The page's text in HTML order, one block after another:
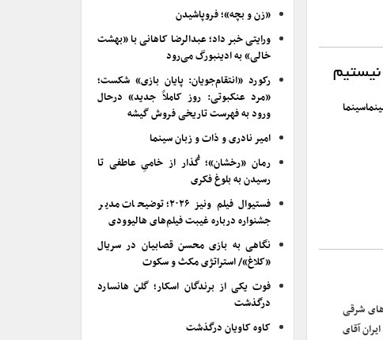
شرقی
آقای
«زن و بچه»؛ فروپاشیدن
ورایتی خبر داد؛ عبدالرضا کاهانی با «بهشت
خالی» به ادینبورگ می‌رود
رکورد «انتقام‌جویان: پایان بازی» شکست؛
«مرد عنکبوتی: روز کاملاً جدید» درحال
ورود به فهرست تاریخی فروش گیشه
امیر نادری و ذات و زبان سینما
رمان «رخشان»؛ گُذار از خامیِ عاطفی تا
رسیدن به بلوغ فکری
فستیوال فیلم ونیز ۲۰۲۶؛ توضیحات مدیر
جشنواره درباره غیبت فیلم‌های هالیوودی
نگاهی به بازی محسن قصابیان در سریال
«کلاغ»/ استراتژی مکث و سکوت
فوت یکی از برندگان اسکار؛ گلن هانسارد
درگذشت
کاوه کاویان درگذشت